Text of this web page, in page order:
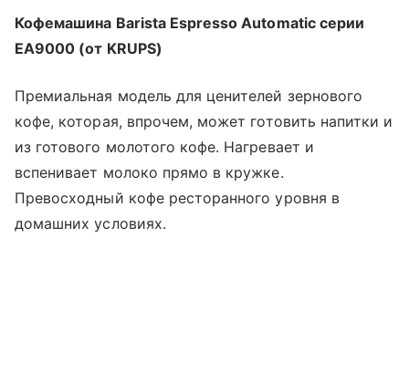
Кофемашина Barista Espresso Automatic серии
EA9000 (от KRUPS)
Премиальная модель для ценителей зернового
кофе, которая, впрочем, может готовить напитки и
из готового молотого кофе. Нагревает и
вспенивает молоко прямо в кружке.
Превосходный кофе ресторанного уровня в
домашних условиях.